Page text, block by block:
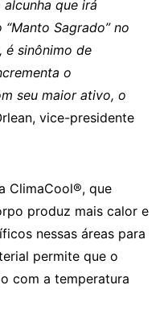
que irá
Sagrado” no
é sinônimo de
o
seu maior ativo, o
vice-presidente
ClimaCool®, que
produz mais calor e
nessas áreas para
permite que o
com a temperatura